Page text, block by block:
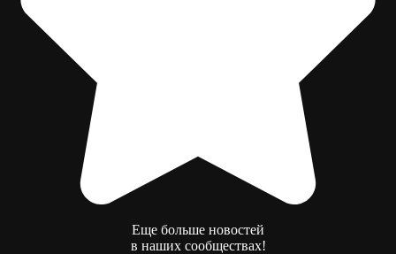
Еще больше новостей
в наших сообществах!